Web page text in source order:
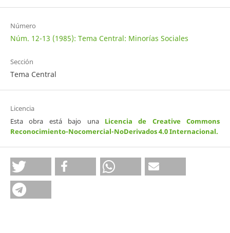
Número
Núm. 12-13 (1985): Tema Central: Minorías Sociales
Sección
Tema Central
Licencia
Esta obra está bajo una Licencia de Creative Commons
Reconocimiento-Nocomercial-NoDerivados 4.0 Internacional.